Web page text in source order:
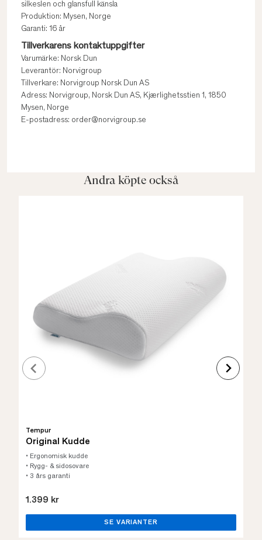
silkeslen och glansfull känsla
Produktion: Mysen, Norge
Garanti: 16 år
Tillverkarens kontaktuppgifter
Varumärke: Norsk Dun
Leverantör: Norvigroup
Tillverkare: Norvigroup Norsk Dun AS
Adress: Norvigroup, Norsk Dun AS, Kjærlighetsstien 1, 1850
Mysen, Norge
E-postadress: order@norvigroup.se
Andra köpte också
Tempur
Original Kudde
• Ergonomisk kudde
• Rygg- & sidosovare
• 3 års garanti
1.399 kr
SE VARIANTER